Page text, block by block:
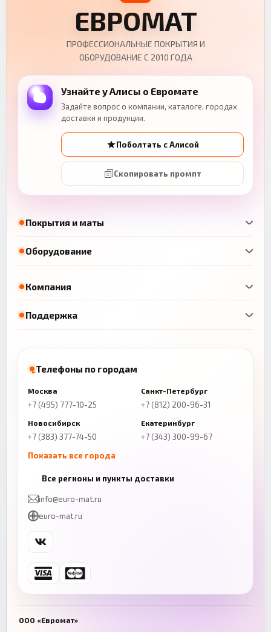
Покрытия и маты
Оборудование
ЕВРОМАТ
ПРОФЕССИОНАЛЬНЫЕ ПОКРЫТИЯ И
ОБОРУДОВАНИЕ С 2010 ГОДА
Узнайте у Алисы о Евромате
Задайте вопрос о компании, каталоге, городах
доставки и продукции.
Поболтать с Алисой
Скопировать промпт
Компания
Поддержка
Телефоны по городам
Москва
+7 (495) 777-10-25
Санкт-Петербург
+7 (812) 200-96-31
Новосибирск
+7 (383) 377-74-50
Екатеринбург
+7 (343) 300-99-67
Показать все города
+7 (843) 206-01-30
Челябинск
+7 (343) 300-99-67
Ростов-на-Дону
+7 (863) 333-50-75
Все регионы и пункты доставки
info@euro-mat.ru
euro-mat.ru
ООО «Евромат»